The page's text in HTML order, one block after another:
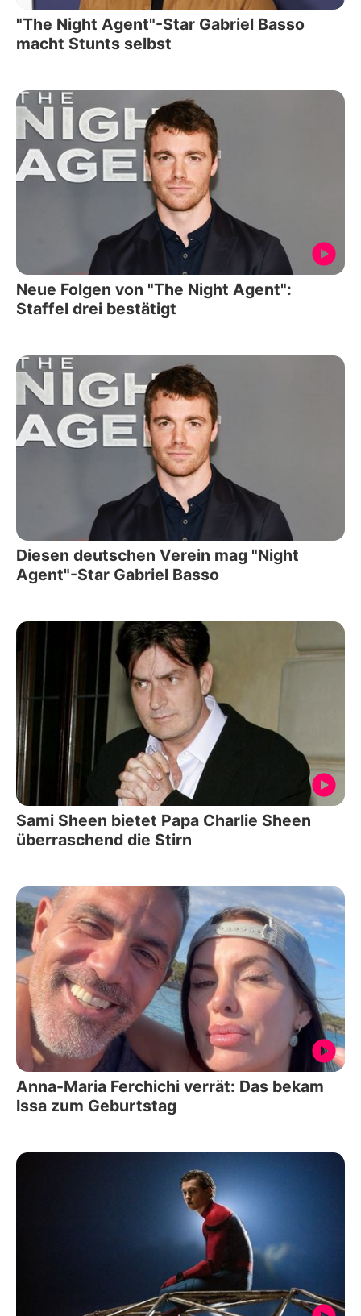
"The Night Agent"-Star Gabriel Basso
macht Stunts selbst
Neue Folgen von "The Night Agent":
Staffel drei bestätigt
Diesen deutschen Verein mag "Night
Agent"-Star Gabriel Basso
Sami Sheen bietet Papa Charlie Sheen
überraschend die Stirn
Anna-Maria Ferchichi verrät: Das bekam
Issa zum Geburtstag